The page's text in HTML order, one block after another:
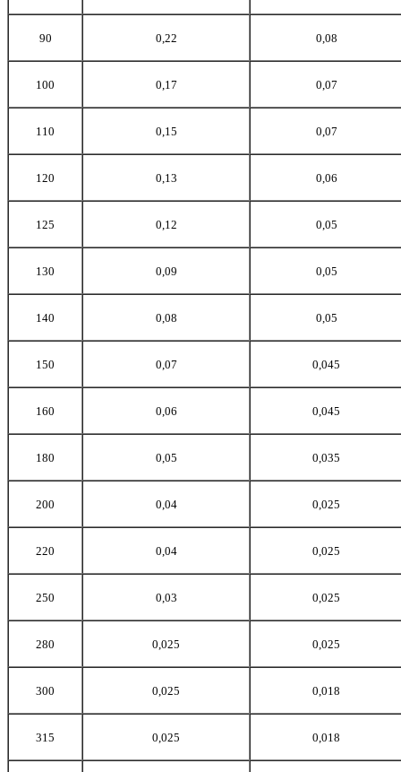
90 0,22 0,08
100 0,17 0,07
110 0,15 0,07
120 0,13 0,06
125 0,12 0,05
130 0,09 0,05
140 0,08 0,05
150 0,07 0,045
160 0,06 0,045
180 0,05 0,035
200 0,04 0,025
220 0,04 0,025
250 0,03 0,025
280 0,025 0,025
300 0,025 0,018
315 0,025 0,018